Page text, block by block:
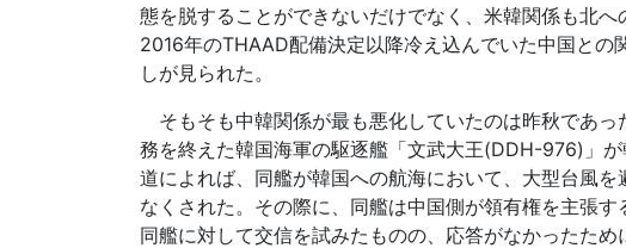
態を脱することができないだけでなく、米韓関係も北
2016年のTHAAD配備決定以降冷え込んでいた中国と
しが見られた。
そもそも中韓関係が最も悪化していたのは昨秋であ
務を終えた韓国海軍の駆逐艦「文武大王(DDH-976)」
道によれば、同艦が韓国への航海において、大型台風
なくされた。その際に、同艦は中国側が領有権を主張
同艦に対して交信を試みたものの、応答がなかったた